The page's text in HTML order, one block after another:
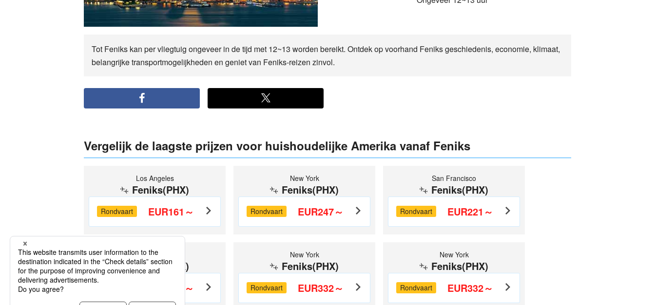
Tot Feniks kan per vliegtuig ongeveer in de tijd met 12~13 worden bereikt. Ontdek op voorhand Feniks geschiedenis, economie, klimaat,
belangrijke transportmogelijkheden en geniet van Feniks-reizen zinvol.
Vergelijk de laagste prijzen voor huishoudelijke Amerika vanaf Feniks
Los Angeles
Feniks(PHX)
Rondvaart EUR161～
New York
Feniks(PHX)
Rondvaart EUR247～
San Francisco
Feniks(PHX)
Rondvaart EUR221～
Las Vegas
Feniks(PHX)
EUR254～
New York
Feniks(PHX)
Rondvaart EUR332～
New York
Feniks(PHX)
Rondvaart EUR332～